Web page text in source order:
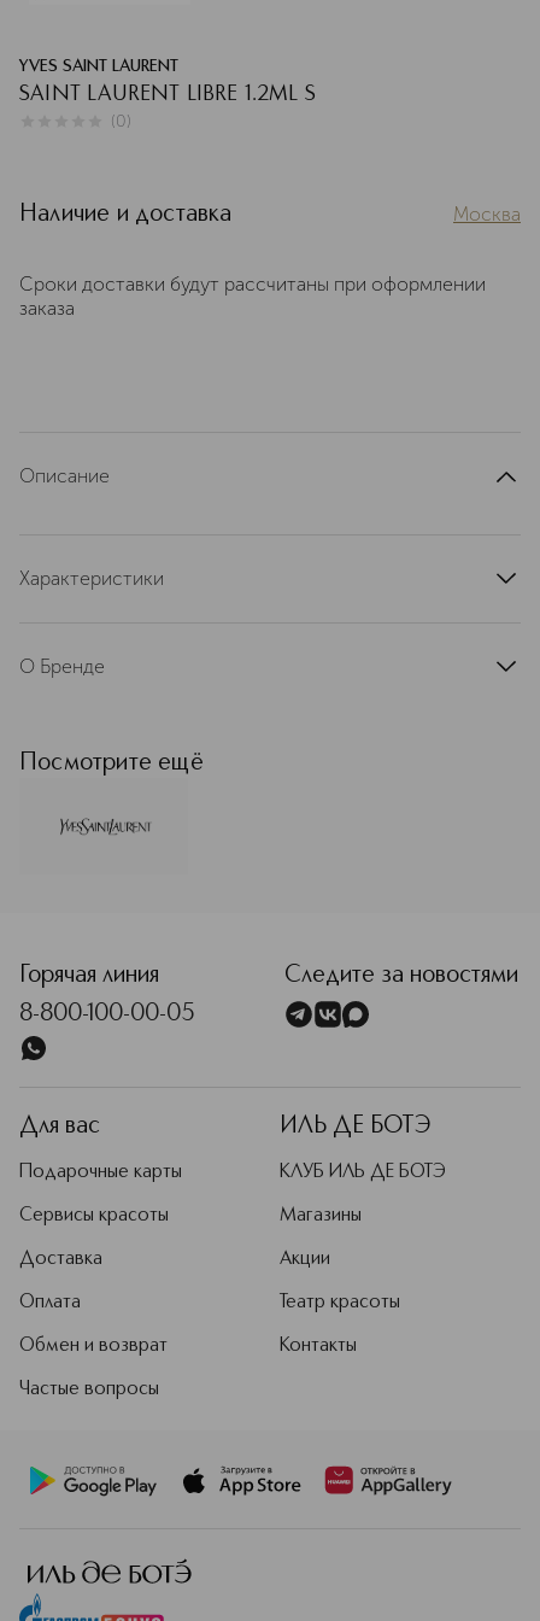
YVES SAINT LAURENT
SAINT LAURENT LIBRE 1.2ML S
(0)
Наличие и доставка Москва
Сроки доставки будут рассчитаны при оформлении
заказа
Описание
Характеристики
О Бренде
облекал в материальную форму дух
современной эпохи, YSL Beauty
Посмотрите ещё
Горячая линия
8-800-100-00-05
Следите за новостями
Для вас
Подарочные карты
Сервисы красоты
Доставка
Оплата
Обмен и возврат
Частые вопросы
ИЛЬ ДЕ БОТЭ
КЛУБ ИЛЬ ДЕ БОТЭ
Магазины
Акции
Театр красоты
Контакты